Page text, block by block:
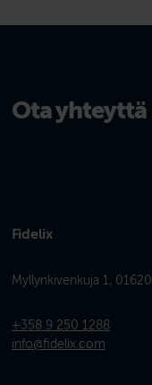
Ota yhteyttä
Fidelix
Myllynkivenkuja 1,
+358 9 250 1288
info@fidelix.com